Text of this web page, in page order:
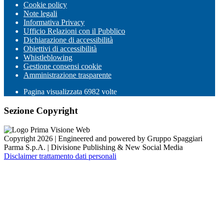
Cookie policy
Note legali
Informativa Privacy
Ufficio Relazioni con il Pubblico
Dichiarazione di accessibilità
Obiettivi di accessibilità
Whistleblowing
Gestione consensi cookie
Amministrazione trasparente
Pagina visualizzata 6982 volte
Sezione Copyright
Copyright 2026 | Engineered and powered by Gruppo Spaggiari
Parma S.p.A. | Divisione Publishing & New Social Media
Disclaimer trattamento dati personali